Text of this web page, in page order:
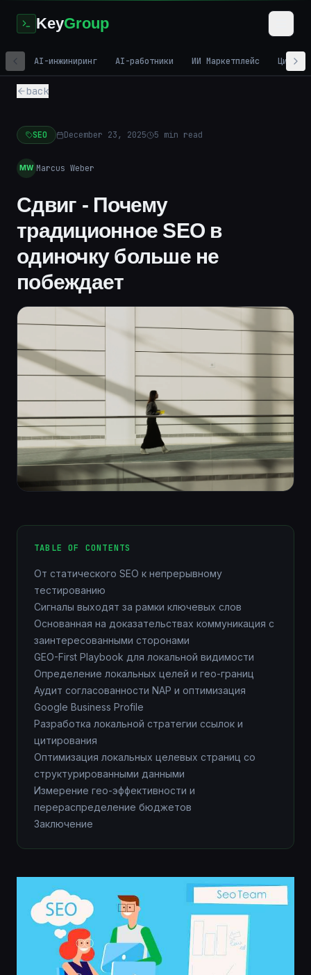
KeyGroup
AI-инжиниринг AI-работники ИИ Маркетплейс
back
SEO December 23, 2025 5 min read
MW Marcus Weber
Сдвиг - Почему
традиционное SEO в
одиночку больше не
побеждает
TABLE OF CONTENTS
От статического SEO к непрерывному
тестированию
Сигналы выходят за рамки ключевых слов
Основанная на доказательствах коммуникация с
заинтересованными сторонами
GEO-First Playbook для локальной видимости
Определение локальных целей и гео-границ
Аудит согласованности NAP и оптимизация
Google Business Profile
Разработка локальной стратегии ссылок и
цитирования
Оптимизация локальных целевых страниц со
структурированными данными
Измерение гео-эффективности и
перераспределение бюджетов
Заключение